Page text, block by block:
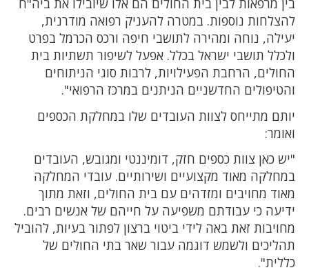
בין מרפאות לבין בית החולים הם אלו שיובילו את ביה"ח
להצלחות נוספות. במטרה להעניק רפואה מודרנית,
יעילה, נוחה ומהירה לתושבי חיפה ורכס הכרמל בפרט
ולכלל תושבי ישראל בכלל. אפעל לשיפור תשתיות בית
החולים, הרחבת הפעילויות, לרבות סוגי הניתוחים
והטיפולים החדשניים הניתנים במרכז הרפואי".
יותם מתייחס לצוות העובדים שלו במחלקת הכספים
ואומר:
"יש כאן צוות כספים חזק, דומיננטי ומגובש, העובדים
במחלקה מאוד מקצועיים ושירותיים. עובדי המחלקה
מאוד מחויבים ומזדהים עם בית החולים, וזאת מתוך
ידיעה כי עבודתם משפיעה על חייהם של אנשים רבים.
מחויבות זאת באה לידי ביטוי ברצון לפתור בעיות, להוביל
תהליכים ולשמש דוגמה עבור שאר בתי החולים של
כללית".